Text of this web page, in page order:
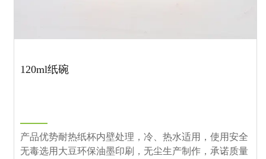
120ml纸碗
产品优势耐热纸杯内壁处理，冷、热水适用，使用安全
无毒选用大豆环保油墨印刷，无尘生产制作，承诺质量